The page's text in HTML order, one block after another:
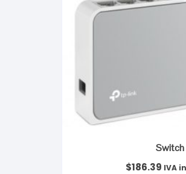
Switch
$186.39 IVA